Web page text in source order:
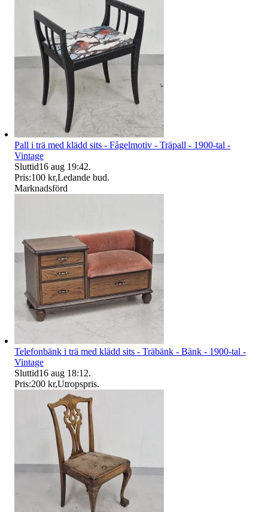
Pall i trä med klädd sits - Fågelmotiv - Träpall - 1900-tal -
Vintage
Sluttid16 aug 19:42.
Pris:100 kr,Ledande bud.
Marknadsförd
Telefonbänk i trä med klädd sits - Träbänk - Bänk - 1900-tal -
Vintage
Sluttid16 aug 18:12.
Pris:200 kr,Utropspris.